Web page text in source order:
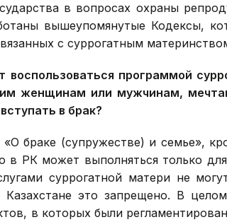
в вопросах охраны
вышеупомянутые Кодексы,
с суррогатным
программой
женщинам или мужчинам,
в брак?
браке (супружестве) и семье»,
в РК может выполняться только
суррогатной матери не
это запрещено. В
в которых были